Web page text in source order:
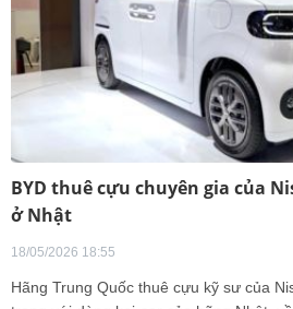
BYD thuê cựu chuyên gia của
ở Nhật
18/05/2026 18:55
Hãng Trung Quốc thuê cựu kỹ sư của